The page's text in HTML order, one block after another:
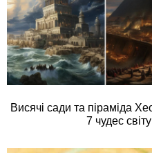
Висячі сади та піраміда
7 чудес